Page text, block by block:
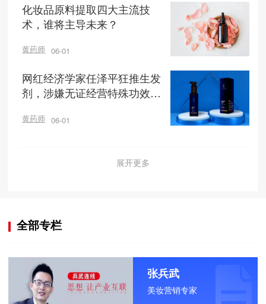
化妆品原料提取四大主流技
术，谁将主导未来？
黄药师 06-01
网红经济学家任泽平狂推生发
剂，涉嫌无证经营特殊功效产
黄药师 06-01
展开更多
全部专栏
张兵武
美妆营销专家